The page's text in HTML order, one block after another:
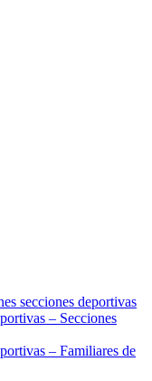
secciones deportivas
– Secciones
– Familiares de